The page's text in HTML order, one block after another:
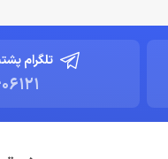
تلگرام